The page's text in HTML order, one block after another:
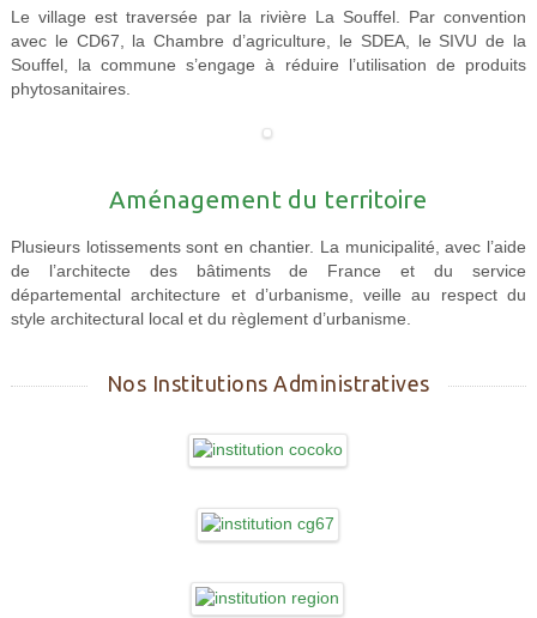
Le village est traversée par la rivière La Souffel. Par convention
avec le CD67, la Chambre d’agriculture, le SDEA, le SIVU de la
Souffel, la commune s’engage à réduire l’utilisation de produits
phytosanitaires.
Aménagement du territoire
Plusieurs lotissements sont en chantier. La municipalité, avec l’aide
de l’architecte des bâtiments de France et du service
départemental architecture et d’urbanisme, veille au respect du
style architectural local et du règlement d’urbanisme.
Nos Institutions Administratives